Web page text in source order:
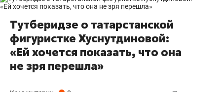
Тутберидзе о татарстанской
фигуристке Хуснутдиновой:
«Ей хочется показать, что она
не зря перешла»